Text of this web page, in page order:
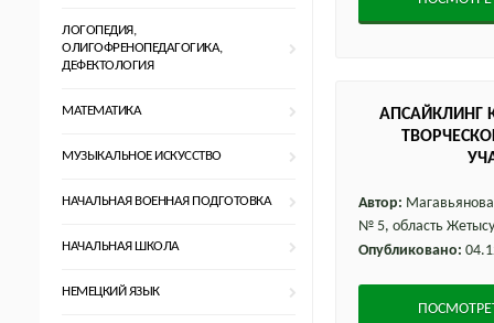
ЛОГОПЕДИЯ,
ОЛИГОФРЕНОПЕДАГОГИКА,
ДЕФЕКТОЛОГИЯ
МАТЕМАТИКА
МУЗЫКАЛЬНОЕ ИСКУССТВО
НАЧАЛЬНАЯ ВОЕННАЯ ПОДГОТОВКА
НАЧАЛЬНАЯ ШКОЛА
НЕМЕЦКИЙ ЯЗЫК
АПСАЙКЛИНГ
Автор:
№ 5, область
Опубликовано: